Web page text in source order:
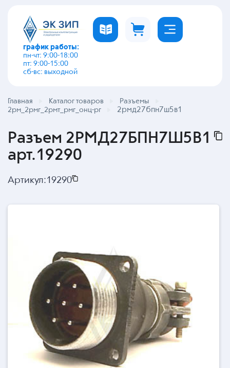
график работы:
пн-чт: 9:00-18:00
пт: 9:00-15:00
сб-вс: выходной
Главная Каталог товаров
Разъемы
2рм_2рмг_2рмт_рмг_онц-рг
2рмд27бпн7ш5в1
Разъем 2РМД27БПН7Ш5В1
арт.19290
Артикул:19290